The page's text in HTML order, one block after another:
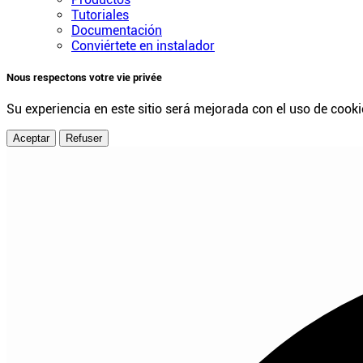
Tutoriales
Documentación
Conviértete en instalador
Nous respectons votre vie privée
Su experiencia en este sitio será mejorada con el uso de
Aceptar Refuser